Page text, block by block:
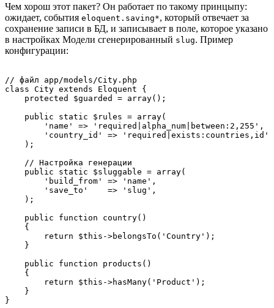
Чем хорош этот пакет? Он работает по такому принцыпу:
ожидает, события eloquent.saving*, который отвечает за
сохранение записи в БД, и записывает в поле, которое указано
в настройках Модели сгенерированный slug. Пример
конфигурации:
// файл app/models/City.php
class City extends Eloquent {
    protected $guarded = array();
    public static $rules = array(
        'name' => 'required|alpha_num|between:2,255',
        'country_id' => 'required|exists:countries,id'
    );
    // Настройка генерации
    public static $sluggable = array(
        'build_from' => 'name',
        'save_to'    => 'slug',
    );
    public function country()
    {
        return $this->belongsTo('Country');
    }
    public function products()
    {
        return $this->hasMany('Product');
    }